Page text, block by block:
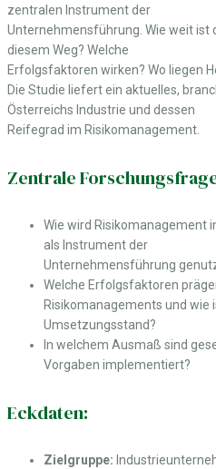
zentralen Instrument der
Unternehmensführung. Wie weit ist
diesem Weg? Welche
Erfolgsfaktoren wirken? Wo liegen
Die Studie liefert ein aktuelles,
Österreichs Industrie und dessen
Reifegrad im Risikomanagement.
Zentrale
Wie wird Risikomanagement
als Instrument der
Unternehmensführung
Welche Erfolgsfaktoren
Risikomanagements und wie
Umsetzungsstand?
In welchem Ausmaß sind
Vorgaben implementiert?
Eckdaten:
Zielgruppe: